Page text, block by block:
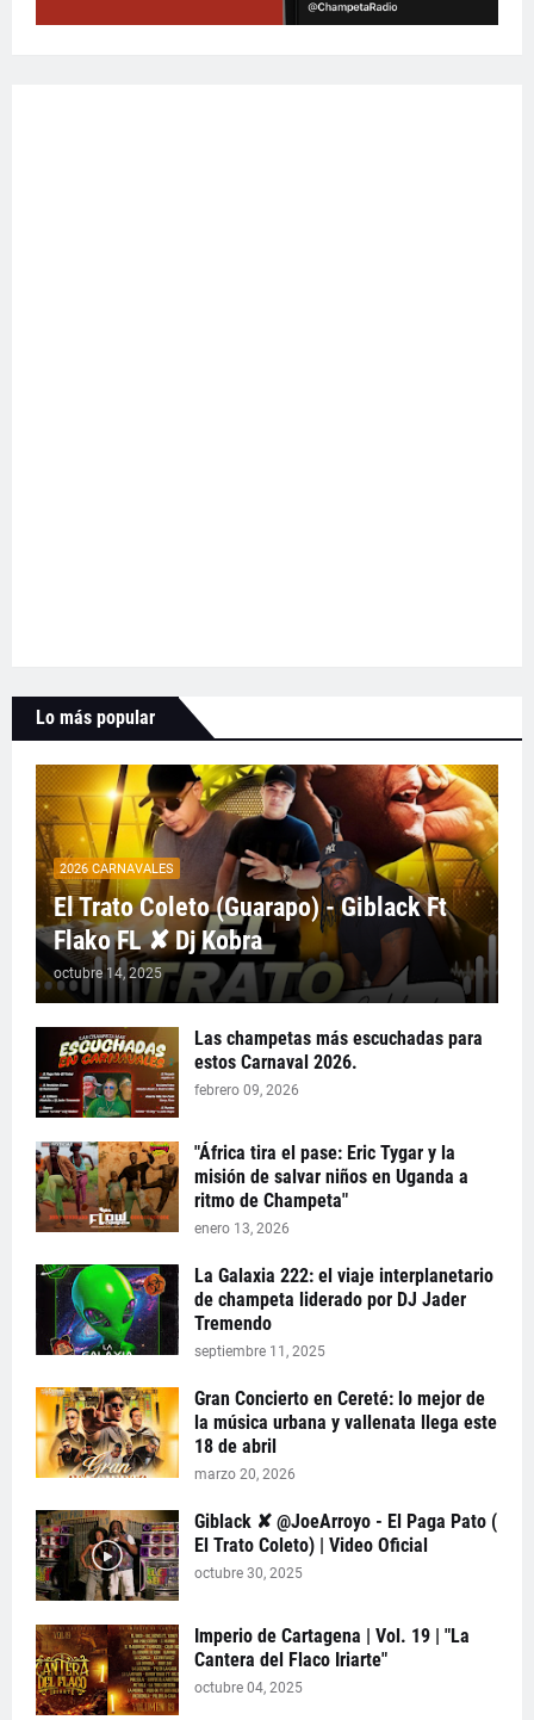
Lo más popular
2026 CARNAVALES
El Trato Coleto (Guarapo) - Giblack Ft
Flako FL ✘ Dj Kobra
octubre 14, 2025
Las champetas más escuchadas para
estos Carnaval 2026.
febrero 09, 2026
"África tira el pase: Eric Tygar y la
misión de salvar niños en Uganda a
ritmo de Champeta"
enero 13, 2026
La Galaxia 222: el viaje interplanetario
de champeta liderado por DJ Jader
Tremendo
septiembre 11, 2025
Gran Concierto en Cereté: lo mejor de
la música urbana y vallenata llega este
18 de abril
marzo 20, 2026
Giblack ✘ @JoeArroyo - El Paga Pato (
El Trato Coleto) | Video Oficial
octubre 30, 2025
Imperio de Cartagena | Vol. 19 | "La
Cantera del Flaco Iriarte"
octubre 04, 2025